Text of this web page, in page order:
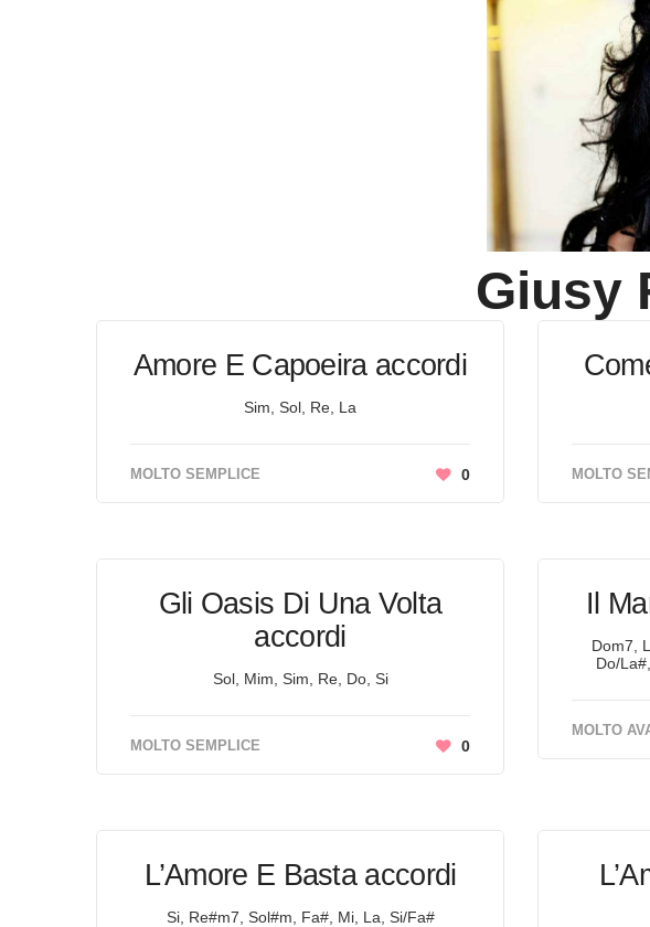
Giusy
Amore E Capoeira accordi
Sim, Sol, Re, La
MOLTO SEMPLICE 0 MOLTO
Gli Oasis Di Una Volta
accordi
Sol, Mim, Sim, Re, Do, Si
MOLTO SEMPLICE 0
Il
Dom7,
Do/
MOLTO
L’Amore E Basta accordi
Si, Re#m7, Sol#m, Fa#, Mi, La, Si/Fa#